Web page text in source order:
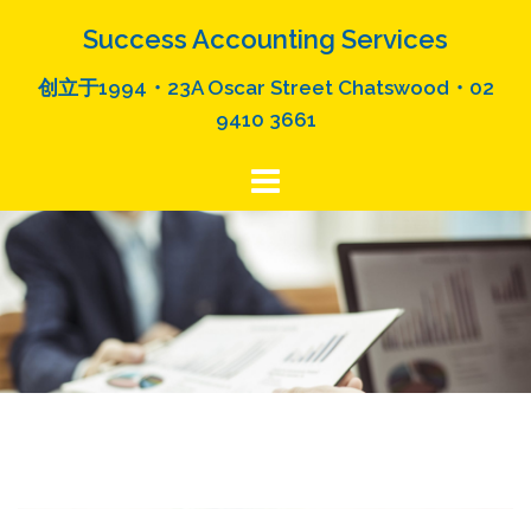
Success Accounting Services
创立于1994・23A Oscar Street Chatswood・02
9410 3661